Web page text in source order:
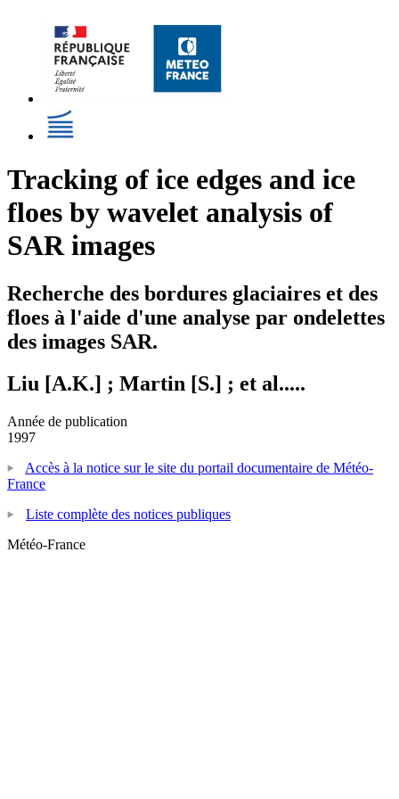
Tracking of ice edges and ice
floes by wavelet analysis of
SAR images
Recherche des bordures glaciaires et des
floes à l'aide d'une analyse par ondelettes
des images SAR.
Liu [A.K.] ; Martin [S.] ; et al.....
Année de publication
1997
Accès à la notice sur le site du portail documentaire de Météo-
France
Liste complète des notices publiques
Météo-France